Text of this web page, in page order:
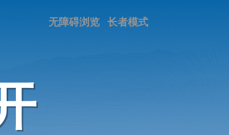
长者模式
无障碍浏览